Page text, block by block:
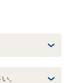
。